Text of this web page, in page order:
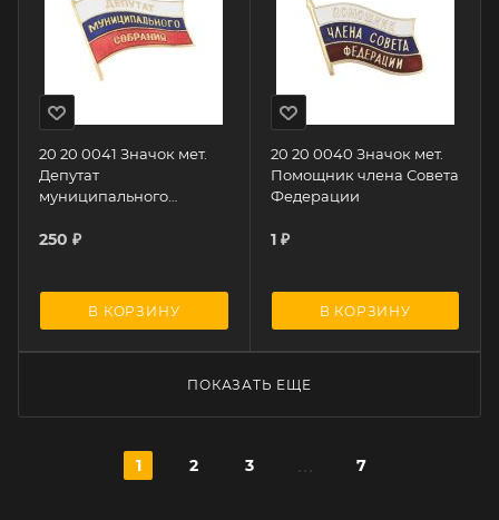
20 20 0041 Значок мет.
Депутат
муниципального
250 ₽
В КОРЗИНУ
20 20 0040 Значок мет.
Помощник члена Совета
Федерации
1₽
В КОРЗИНУ
ПОКАЗАТЬ ЕЩЕ
1 2 3 7